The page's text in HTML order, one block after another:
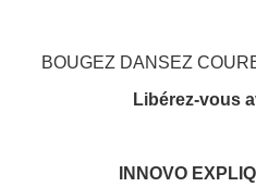
BOUGEZ DANSEZ
Libérez-vous
INNOVO